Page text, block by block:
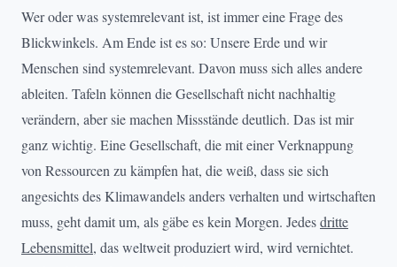
Wer oder was systemrelevant ist, ist immer eine Frage des
Blickwinkels. Am Ende ist es so: Unsere Erde und wir
Menschen sind systemrelevant. Davon muss sich alles andere
ableiten. Tafeln können die Gesellschaft nicht nachhaltig
verändern, aber sie machen Missstände deutlich. Das ist mir
ganz wichtig. Eine Gesellschaft, die mit einer Verknappung
von Ressourcen zu kämpfen hat, die weiß, dass sie sich
angesichts des Klimawandels anders verhalten und wirtschaften
muss, geht damit um, als gäbe es kein Morgen. Jedesdritte
Lebensmittel, das weltweit produziert wird, wird vernichtet.